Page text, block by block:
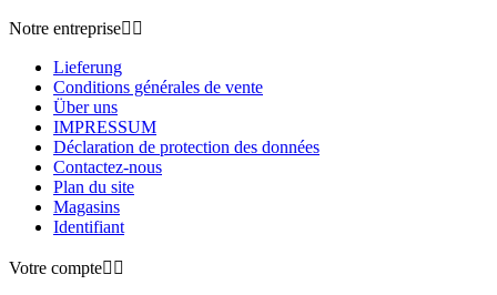
Notre entreprise 
Lieferung
Conditions générales de vente
Über uns
IMPRESSUM
Déclaration de protection des données
Contactez-nous
Plan du site
Magasins
Identifiant
Votre compte 